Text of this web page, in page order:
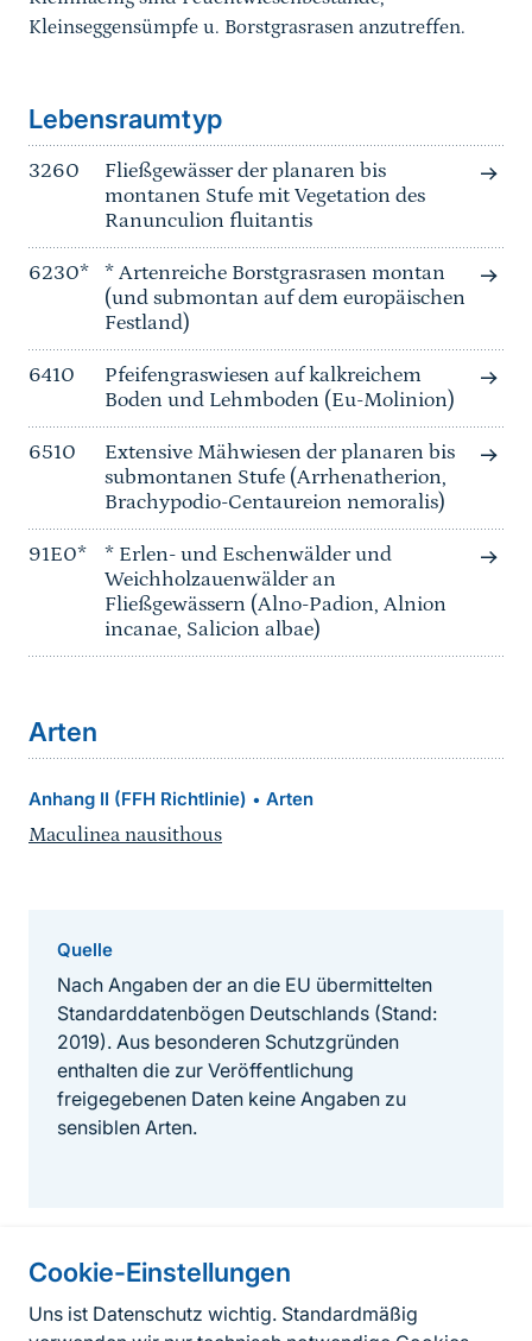
Cookie-Einstellungen
Uns ist Datenschutz wichtig. Standardmäßig
Kleinseggensümpfe u. Borstgrasrasen anzutreffen.
Lebensraumtyp
3260
Fließgewässer der planaren bis
montanen Stufe mit Vegetation des
Ranunculion fluitantis
6230*
* Artenreiche Borstgrasrasen montan
(und submontan auf dem europäischen
Festland)
6410
Pfeifengraswiesen auf kalkreichem
Boden und Lehmboden (Eu-Molinion)
6510
Extensive Mähwiesen der planaren bis
submontanen Stufe (Arrhenatherion,
Brachypodio-Centaureion nemoralis)
91E0*
* Erlen- und Eschenwälder und
Weichholzauenwälder an
Fließgewässern (Alno-Padion, Alnion
incanae, Salicion albae)
Arten
Anhang II (FFH Richtlinie) • Arten
Maculinea nausithous
Quelle
Nach Angaben der an die EU übermittelten
Standarddatenbögen Deutschlands (Stand:
2019). Aus besonderen Schutzgründen
enthalten die zur Veröffentlichung
freigegebenen Daten keine Angaben zu
sensiblen Arten.
Informationen zur Seite